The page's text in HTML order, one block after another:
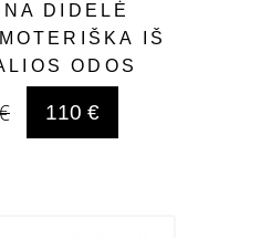
DIDELĖ
IŠ
ODOS
110 €